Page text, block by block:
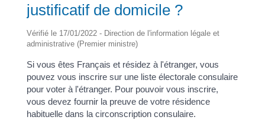
justificatif de domicile ?
Vérifié le 17/01/2022 - Direction de l'information légale et
administrative (Premier ministre)
Si vous êtes Français et résidez à l'étranger, vous
pouvez vous inscrire sur une liste électorale consulaire
pour voter à l'étranger. Pour pouvoir vous inscrire,
vous devez fournir la preuve de votre résidence
habituelle dans la circonscription consulaire.